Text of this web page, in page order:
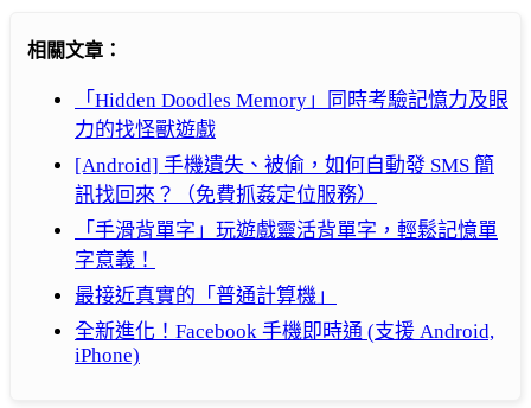
相關文章：
「Hidden Doodles Memory」同時考驗記憶力及眼
力的找怪獸遊戲
[Android] 手機遺失、被偷，如何自動發 SMS 簡
訊找回來？（免費抓姦定位服務）
「手滑背單字」玩遊戲靈活背單字，輕鬆記憶單
字意義！
最接近真實的「普通計算機」
全新進化！Facebook 手機即時通 (支援 Android,
iPhone)